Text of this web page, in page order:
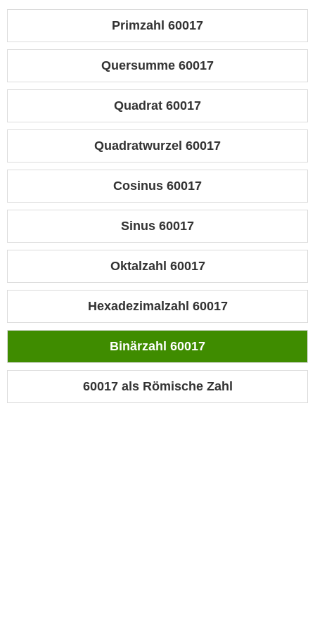
Primzahl 60017
Quersumme 60017
Quadrat 60017
Quadratwurzel 60017
Cosinus 60017
Sinus 60017
Oktalzahl 60017
Hexadezimalzahl 60017
Binärzahl 60017
60017 als Römische Zahl